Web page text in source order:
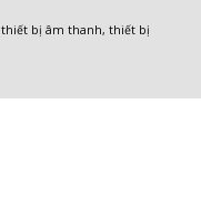
thiết bị âm thanh, thiết bị